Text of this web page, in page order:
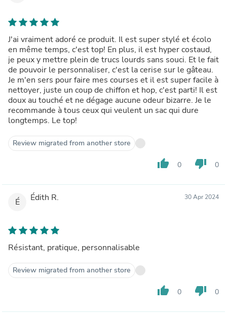
J'ai vraiment adoré ce produit. Il est super stylé et écolo
en même temps, c'est top! En plus, il est hyper costaud,
je peux y mettre plein de trucs lourds sans souci. Et le fait
de pouvoir le personnaliser, c'est la cerise sur le gâteau.
Je m'en sers pour faire mes courses et il est super facile à
nettoyer, juste un coup de chiffon et hop, c'est parti! Il est
doux au touché et ne dégage aucune odeur bizarre. Je le
recommande à tous ceux qui veulent un sac qui dure
longtemps. Le top!
Review migrated from another store
thumb_up 0 thumb_down 0
É Édith R. 30 Apr 2024
Résistant, pratique, personnalisable
Review migrated from another store
thumb_up 0 thumb_down 0